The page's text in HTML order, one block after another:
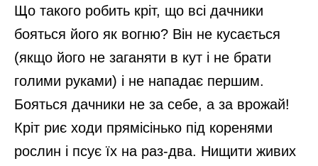
Що такого робить кріт, що всі дачники
бояться його як вогню? Він не кусається
(якщо його не заганяти в кут і не брати
голими руками) і не нападає першим.
Бояться дачники не за себе, а за врожай!
Кріт риє ходи прямісінько під коренями
рослин і псує їх на раз-два. Нищити живих